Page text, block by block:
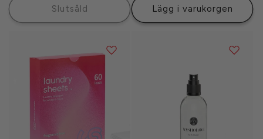
Slutsåld Lägg i varukorgen